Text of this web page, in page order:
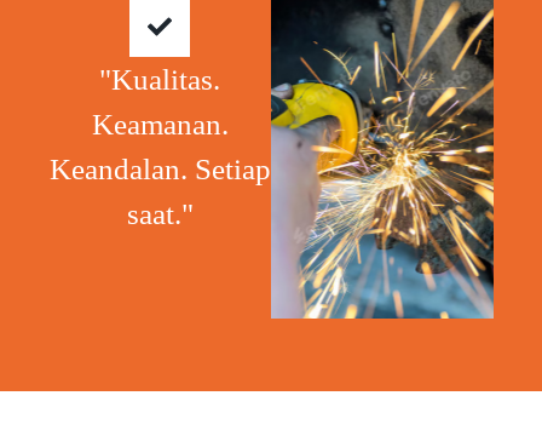
"Kualitas.
Keamanan.
Keandalan. Setiap
saat."